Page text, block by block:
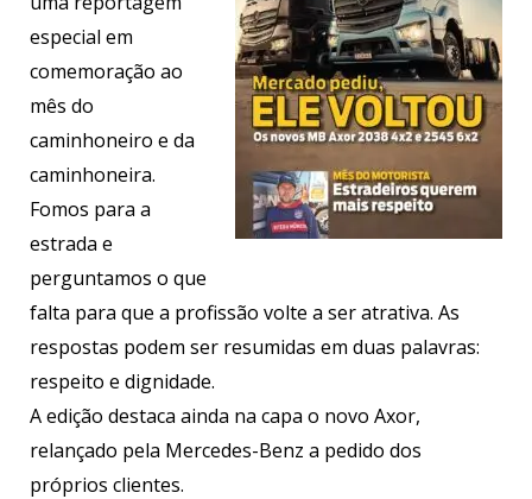
especial em
comemoração ao
mês do
caminhoneiro e da
caminhoneira.
Fomos para a
estrada e
perguntamos o que
falta para que a profissão volte a ser atrativa. As
respostas podem ser resumidas em duas palavras:
respeito e dignidade.
A edição destaca ainda na capa o novo Axor,
relançado pela Mercedes-Benz a pedido dos
próprios clientes.